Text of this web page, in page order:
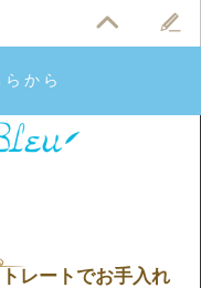
から
レートでお手入れ